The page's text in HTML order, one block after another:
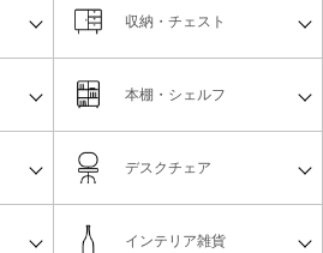
収納・チェスト
本棚・シェルフ
デスクチェア
インテリア雑貨